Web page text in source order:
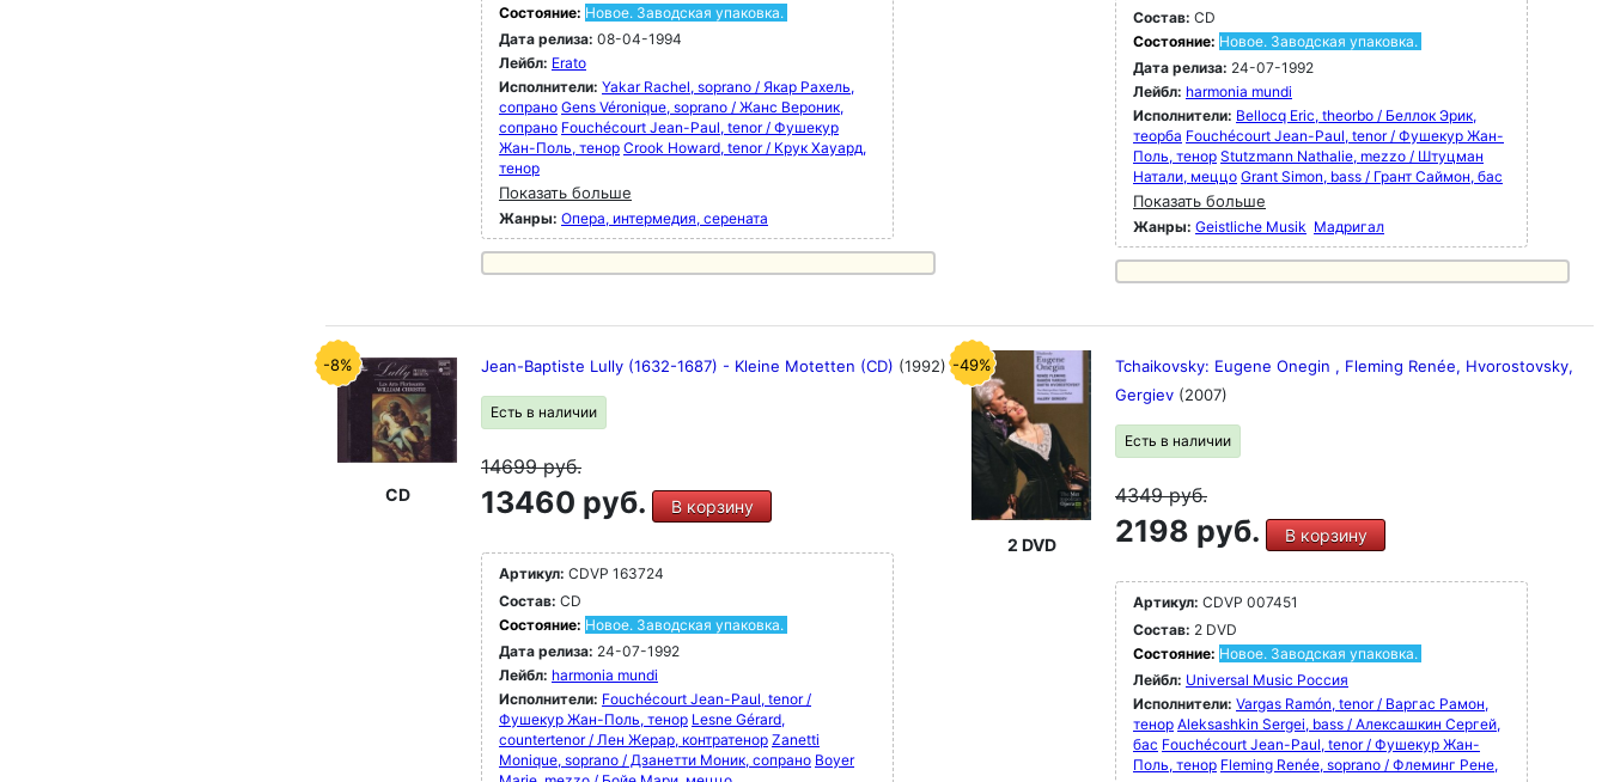
Состояние: Новое. Заводская упаковка.
Дата релиза: 08-04-1994
Лейбл: Erato
Исполнители: Yakar Rachel, soprano / Якар Рахель,
сопрано Gens Véronique, soprano / Жанс Вероник,
сопрано Fouchécourt Jean-Paul, tenor / Фушекур
Жан-Поль, тенор Crook Howard, tenor / Крук Хауард,
тенор
Показать больше
Жанры: Опера, интермедия, серената
Состав: CD
Состояние: Новое. Заводская упаковка.
Дата релиза: 24-07-1992
Лейбл: harmonia mundi
Исполнители: Bellocq Eric, theorbo / Беллок Эрик,
теорба Fouchécourt Jean-Paul, tenor / Фушекур Жан-
Поль, тенор Stutzmann Nathalie, mezzo / Штуцман
Натали, меццо Grant Simon, bass / Грант Саймон, бас
Показать больше
Жанры: Geistliche Musik Мадригал
-8%
CD
Jean-Baptiste Lully (1632-1687) - Kleine Motetten (CD) (1992)
Есть в наличии
14699руб.
13460 руб. В корзину
Артикул: CDVP 163724
Состав: CD
Состояние: Новое. Заводская упаковка.
Дата релиза: 24-07-1992
Лейбл: harmonia mundi
Исполнители: Fouchécourt Jean-Paul, tenor /
Фушекур Жан-Поль, тенор Lesne Gérard,
countertenor / Лен Жерар, контратенор Zanetti
Monique, soprano / Дзанетти Моник, сопрано Boyer
-49%
2 DVD
Tchaikovsky: Eugene Onegin , Fleming Renée, Hvorostovsky,
Gergiev (2007)
Есть в наличии
4349руб.
2198 руб. В корзину
Артикул: CDVP 007451
Состав: 2 DVD
Состояние: Новое. Заводская упаковка.
Лейбл: Universal Music Россия
Исполнители: Vargas Ramón, tenor / Варгас Рамон,
тенор Aleksashkin Sergei, bass / Алексашкин Сергей,
бас Fouchécourt Jean-Paul, tenor / Фушекур Жан-
Поль, тенор Fleming Renée, soprano / Флеминг Рене,